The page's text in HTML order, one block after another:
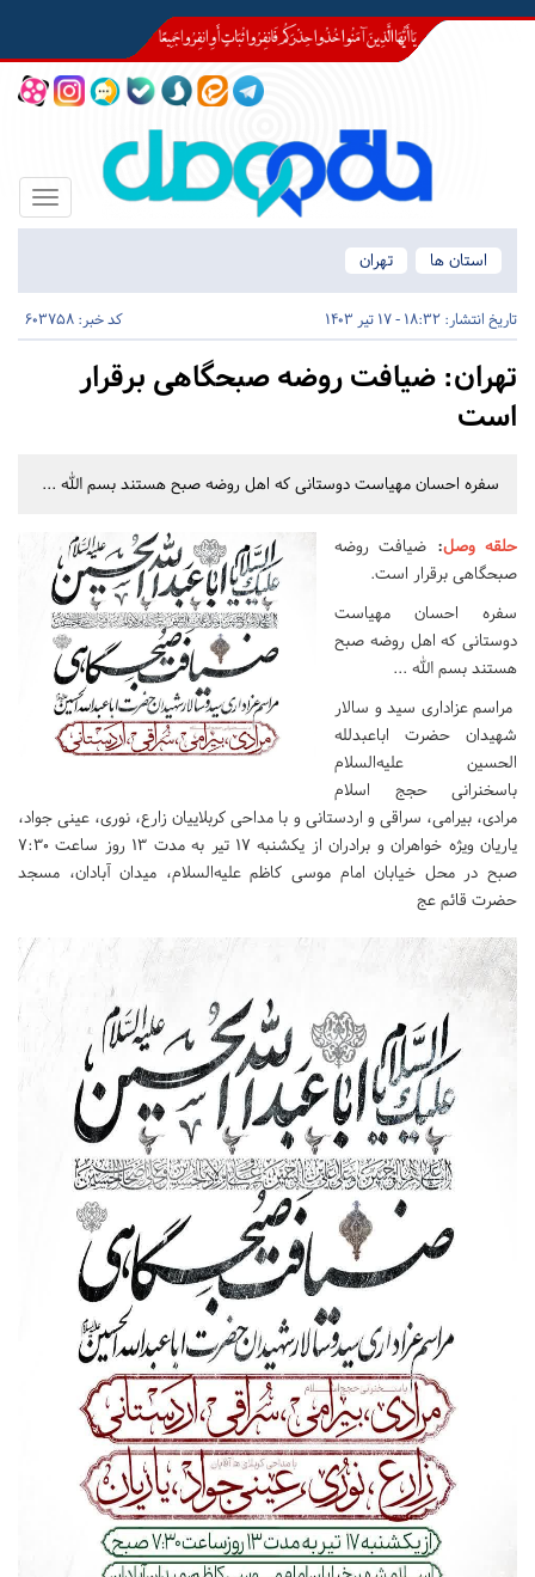
Toggle
استان ها
تهران
تاریخ انتشار: 18:32 - 17 تیر 1403 کد خبر: 603758
تهران: ضیافت روضه صبحگاهی برقرار
است
سفره احسان مهیاست دوستانی که اهل روضه صبح هستند بسم الله ...
حلقه وصل: ضیافت روضه
صبحگاهی برقرار است.
سفره احسان مهیاست
دوستانی که اهل روضه صبح
هستند بسم الله ...
مراسم عزاداری سید و سالار
شهیدان حضرت اباعبدلله
الحسین علیه‌السلام
باسخنرانی حجج اسلام
مرادی، بیرامی، سراقی و اردستانی و با مداحی کربلاییان زارع، نوری، عینی جواد،
یاریان ویژه خواهران و برادران از يكشنبه ۱۷ تیر به مدت ۱۳ روز ساعت ۷:۳۰
صبح در محل خیابان امام موسی کاظم علیه‌السلام، میدان آبادان، مسجد
حضرت قائم عج